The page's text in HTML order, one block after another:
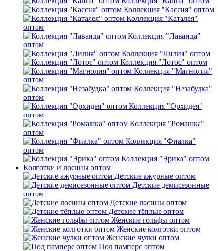
Коллекция "Кассия" оптом
Коллекция "Каталея"
оптом
Коллекция "Лаванда"
оптом
Коллекция "Лилия" оптом
Коллекция "Лотос" оптом
Коллекция "Магнолия"
оптом
Коллекция "Незабудка"
оптом
Коллекция "Орхидея"
оптом
Коллекция "Ромашка"
оптом
Коллекция "Фиалка"
оптом
Коллекция "Эрика" оптом
Колготки и лосины оптом
Детские ажурные оптом
Детские демисезонные
оптом
Детские лосины оптом
Детские тёплые оптом
Женские гольфы оптом
Женские колготки оптом
Женские чулки оптом
Под памперс оптом